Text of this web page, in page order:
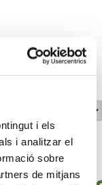
i els
i analitzar el
sobre
de mitjans